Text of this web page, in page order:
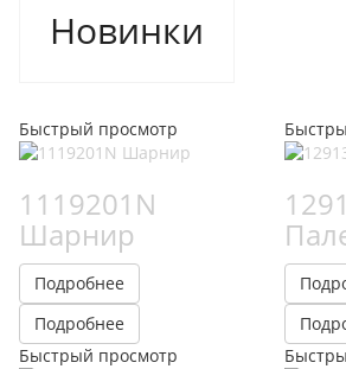
Новинки
Быстрый просмотр
1119201N
Шарнир
Подробнее
Подробнее
Быстрый просмотр